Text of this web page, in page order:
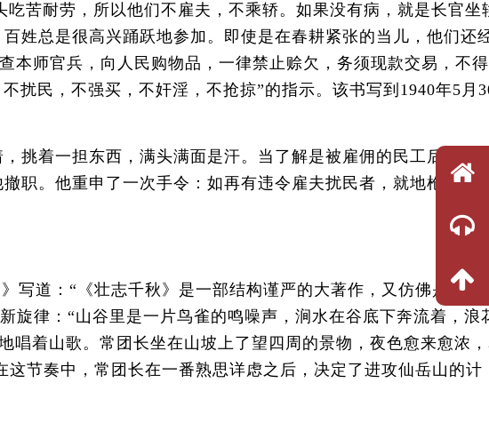
苦耐劳，所以他们不雇夫，不乘轿。如果没有病，就是长官坐
姓总是很高兴踊跃地参加。即使是在春耕紧张的当儿，他们还
本师官兵，向人民购物品，一律禁止赊欠，务须现款交易，不
扰民，不强买，不奸淫，不抢掠”的指示。该书写到1940年5月
着一担东西，满头满面是汗。当了解是被雇佣的民工后，鲁
职。他重申了一次手令：如再有违令雇夫扰民者，就地枪决，
道：“《壮志千秋》是一部结构谨严的大著作，又仿佛是一首
旋律：“山谷里是一片鸟雀的鸣噪声，涧水在谷底下奔流着，浪
着山歌。常团长坐在山坡上了望四周的景物，夜色愈来愈浓
节奏中，常团长在一番熟思详虑之后，决定了进攻仙岳山的计